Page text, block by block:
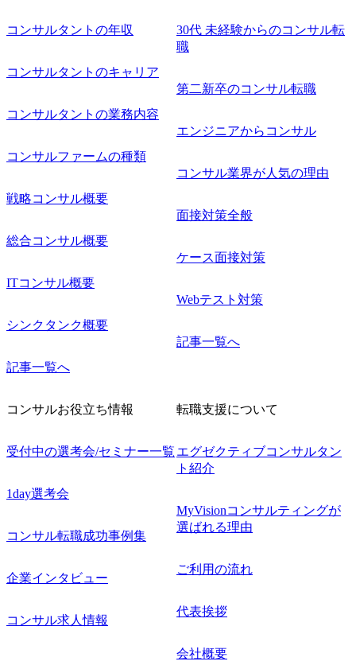
コンサルタントの年収
コンサルタントのキャリア
コンサルタントの業務内容
コンサルファームの種類
戦略コンサル概要
総合コンサル概要
ITコンサル概要
シンクタンク概要
記事一覧へ
30代 未経験からのコンサル転
職
第二新卒のコンサル転職
エンジニアからコンサル
コンサル業界が人気の理由
面接対策全般
ケース面接対策
Webテスト対策
記事一覧へ
コンサルお役立ち情報
受付中の選考会/セミナー一覧
1day選考会
コンサル転職成功事例集
企業インタビュー
コンサル求人情報
転職支援について
エグゼクティブコンサルタン
ト紹介
MyVisionコンサルティングが
選ばれる理由
ご利用の流れ
代表挨拶
会社概要